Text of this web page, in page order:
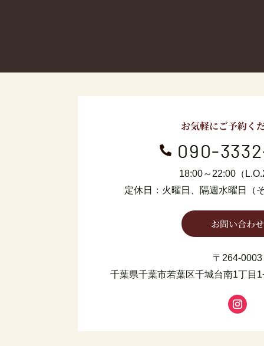
お気軽にご予約く
 090-
18:00～22:00（
定休日：火曜日、隔週水曜日
（
お問い合わせ
〒264-0003
千葉県千葉市若葉区千城台南1丁目